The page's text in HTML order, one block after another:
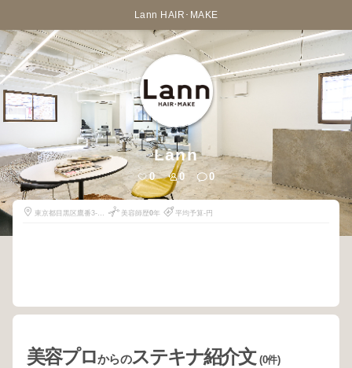
Lann HAIR･MAKE
Lann
0 0 0
東京都目黒区鷹番3-8-
美容師歴0年 平均予算-円
美容プロからのステキナ紹介文(0件)